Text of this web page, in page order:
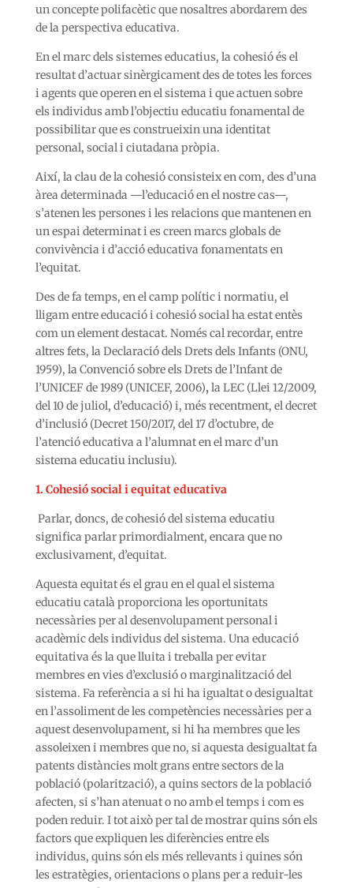
un concepte polifacètic que nosaltres abordarem des
de la perspectiva educativa.
En el marc dels sistemes educatius, la cohesió és el
resultat d’actuar sinèrgicament des de totes les forces
i agents que operen en el sistema i que actuen sobre
els individus amb l’objectiu educatiu fonamental de
possibilitar que es construeixin una identitat
personal, social i ciutadana pròpia.
Així, la clau de la cohesió consisteix en com, des d’una
àrea determinada —l’educació en el nostre cas—,
s’atenen les persones i les relacions que mantenen en
un espai determinat i es creen marcs globals de
convivència i d’acció educativa fonamentats en
l’equitat.
Des de fa temps, en el camp polític i normatiu, el
lligam entre educació i cohesió social ha estat entès
com un element destacat. Només cal recordar, entre
altres fets, la Declaració dels Drets dels Infants (ONU,
1959), la Convenció sobre els Drets de l’Infant de
l’UNICEF de 1989 (UNICEF, 2006),la LEC (Llei 12/2009,
del 10 de juliol, d’educació) i, més recentment, el decret
d’inclusió (Decret 150/2017, del 17 d’octubre, de
l’atenció educativa a l’alumnat en el marc d’un
sistema educatiu inclusiu).
1. Cohesió social i equitat educativa
Parlar, doncs, de cohesió del sistema educatiu
significa parlar primordialment, encara que no
exclusivament, d’equitat.
Aquesta equitat és el grau en el qual el sistema
educatiu català proporciona les oportunitats
necessàries per al desenvolupament personal i
acadèmic dels individus del sistema. Una educació
equitativa és la que lluita i treballa per evitar
membres en vies d’exclusió o marginalització del
sistema. Fa referència a si hi ha igualtat o desigualtat
en l’assoliment de les competències necessàries per a
aquest desenvolupament, si hi ha membres que les
assoleixen i membres que no, si aquesta desigualtat fa
patents distàncies molt grans entre sectors de la
població (polarització), a quins sectors de la població
afecten, si s’han atenuat o no amb el temps i com es
poden reduir. I tot això per tal de mostrar quins són els
factors que expliquen les diferències entre els
individus, quins són els més rellevants i quines són
les estratègies, orientacions o plans per a reduir-les